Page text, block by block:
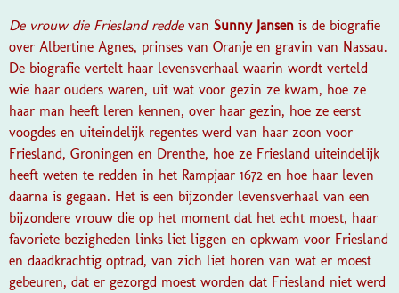
De vrouw die Friesland reddevan Sunny Jansen is de biografie
over Albertine Agnes, prinses van Oranje en gravin van Nassau.
De biografie vertelt haar levensverhaal waarin wordt verteld
wie haar ouders waren, uit wat voor gezin ze kwam, hoe ze
haar man heeft leren kennen, over haar gezin, hoe ze eerst
voogdes en uiteindelijk regentes werd van haar zoon voor
Friesland, Groningen en Drenthe, hoe ze Friesland uiteindelijk
heeft weten te redden in het Rampjaar 1672 en hoe haar leven
daarna is gegaan. Het is een bijzonder levensverhaal van een
bijzondere vrouw die op het moment dat het echt moest, haar
favoriete bezigheden links liet liggen en opkwam voor Friesland
en daadkrachtig optrad, van zich liet horen van wat er moest
gebeuren, dat er gezorgd moest worden dat Friesland niet werd